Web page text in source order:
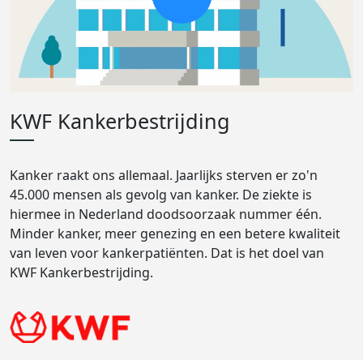
KWF Kankerbestrijding
Kanker raakt ons allemaal. Jaarlijks sterven er zo'n
45.000 mensen als gevolg van kanker. De ziekte is
hiermee in Nederland doodsoorzaak nummer één.
Minder kanker, meer genezing en een betere kwaliteit
van leven voor kankerpatiënten. Dat is het doel van
KWF Kankerbestrijding.